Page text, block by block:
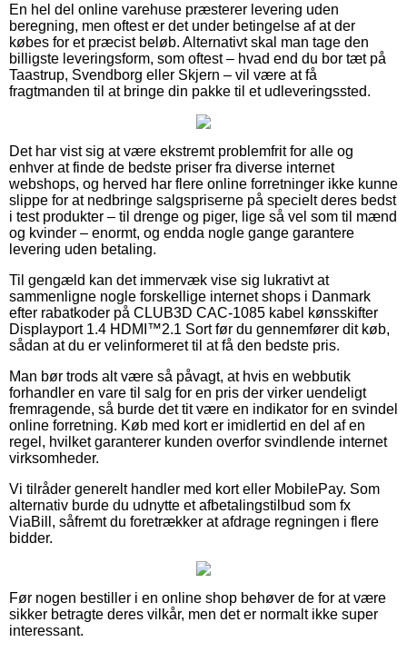
En hel del online varehuse præsterer levering uden
beregning, men oftest er det under betingelse af at der
købes for et præcist beløb. Alternativt skal man tage den
billigste leveringsform, som oftest – hvad end du bor tæt på
Taastrup, Svendborg eller Skjern – vil være at få
fragtmanden til at bringe din pakke til et udleveringssted.
Det har vist sig at være ekstremt problemfrit for alle og
enhver at finde de bedste priser fra diverse internet
webshops, og herved har flere online forretninger ikke kunne
slippe for at nedbringe salgspriserne på specielt deres bedst
i test produkter – til drenge og piger, lige så vel som til mænd
og kvinder – enormt, og endda nogle gange garantere
levering uden betaling.
Til gengæld kan det immervæk vise sig lukrativt at
sammenligne nogle forskellige internet shops i Danmark
efter rabatkoder på CLUB3D CAC-1085 kabel kønsskifter
Displayport 1.4 HDMI™2.1 Sort før du gennemfører dit køb,
sådan at du er velinformeret til at få den bedste pris.
Man bør trods alt være så påvagt, at hvis en webbutik
forhandler en vare til salg for en pris der virker uendeligt
fremragende, så burde det tit være en indikator for en svindel
online forretning. Køb med kort er imidlertid en del af en
regel, hvilket garanterer kunden overfor svindlende internet
virksomheder.
Vi tilråder generelt handler med kort eller MobilePay. Som
alternativ burde du udnytte et afbetalingstilbud som fx
ViaBill, såfremt du foretrækker at afdrage regningen i flere
bidder.
Før nogen bestiller i en online shop behøver de for at være
sikker betragte deres vilkår, men det er normalt ikke super
interessant.